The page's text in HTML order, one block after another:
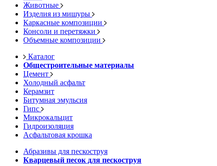
Животные
Изделия из мишуры
Каркасные композиции
Консоли и перетяжки
Объемные композиции
Каталог
Общестроительные материалы
Цемент
Холодный асфальт
Керамзит
Битумная эмульсия
Гипс
Микрокальцит
Гидроизоляция
Асфальтовая крошка
Абразивы для пескоструя
Кварцевый песок для пескоструя